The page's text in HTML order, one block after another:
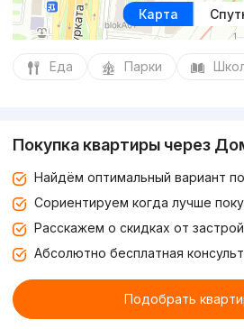
Карта
Еда Парки
Покупка квартиры через
Найдём оптимальный вариант
Сориентируем когда лучше
Расскажем о скидках от
Абсолютно бесплатная
Подобрать